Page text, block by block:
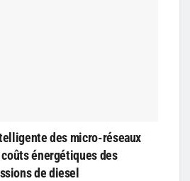
des micro-réseaux
énergétiques des
de diesel